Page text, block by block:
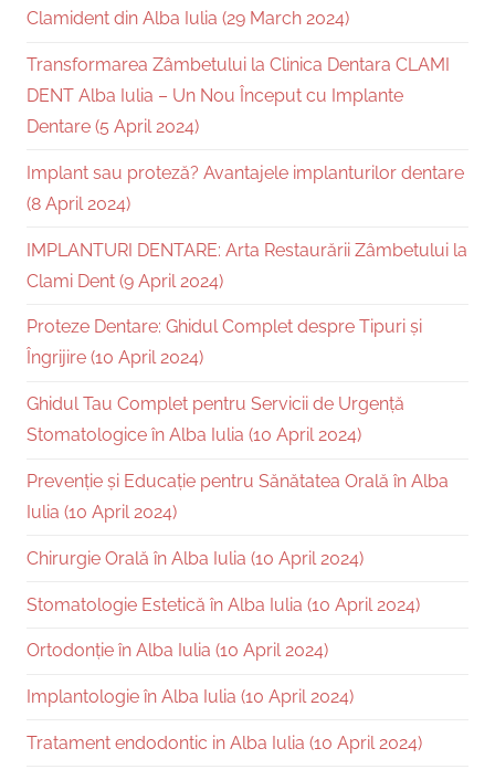
Clamident din Alba Iulia (29 March 2024)
Transformarea Zâmbetului la Clinica Dentara CLAMI
DENT Alba Iulia – Un Nou Început cu Implante
Dentare (5 April 2024)
Implant sau proteză? Avantajele implanturilor dentare
(8 April 2024)
IMPLANTURI DENTARE: Arta Restaurării Zâmbetului la
Clami Dent (9 April 2024)
Proteze Dentare: Ghidul Complet despre Tipuri și
Îngrijire (10 April 2024)
Ghidul Tau Complet pentru Servicii de Urgență
Stomatologice în Alba Iulia (10 April 2024)
Prevenție și Educație pentru Sănătatea Orală în Alba
Iulia (10 April 2024)
Chirurgie Orală în Alba Iulia (10 April 2024)
Stomatologie Estetică în Alba Iulia (10 April 2024)
Ortodonție în Alba Iulia (10 April 2024)
Implantologie în Alba Iulia (10 April 2024)
Tratament endodontic in Alba Iulia (10 April 2024)